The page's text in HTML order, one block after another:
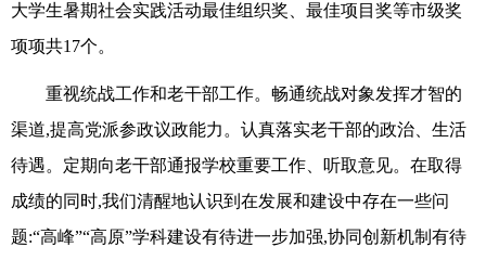
大学生暑期社会实践活动最佳组织奖、最佳项目奖等市级奖
项项共17个。
重视统战工作和老干部工作。畅通统战对象发挥才智的
渠道,提高党派参政议政能力。认真落实老干部的政治、生活
待遇。定期向老干部通报学校重要工作、听取意见。在取得
成绩的同时,我们清醒地认识到在发展和建设中存在一些问
题:“高峰”“高原”学科建设有待进一步加强,协同创新机制有待